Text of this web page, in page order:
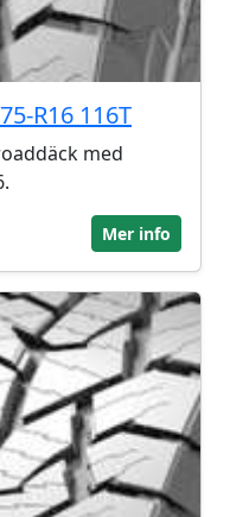
R16 116T
med
Mer info